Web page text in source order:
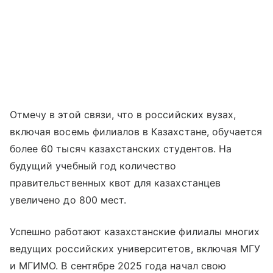
Отмечу в этой связи, что в российских вузах,
включая восемь филиалов в Казахстане, обучается
более 60 тысяч казахстанских студентов. На
будущий учебный год количество
правительственных квот для казахстанцев
увеличено до 800 мест.
Успешно работают казахстанские филиалы многих
ведущих российских университетов, включая МГУ
и МГИМО. В сентябре 2025 года начал свою